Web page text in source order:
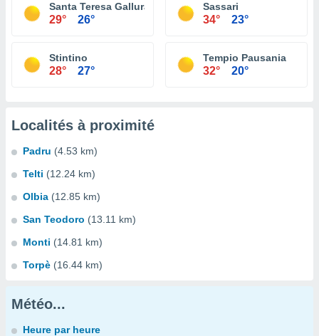
Santa Teresa Gallura
29° 26°
Sassari
34° 23°
Stintino
28° 27°
Tempio Pausania
32° 20°
Localités à proximité
Padru (4.53 km)
Telti (12.24 km)
Olbia (12.85 km)
San Teodoro (13.11 km)
Monti (14.81 km)
Torpè (16.44 km)
Météo...
Heure par heure